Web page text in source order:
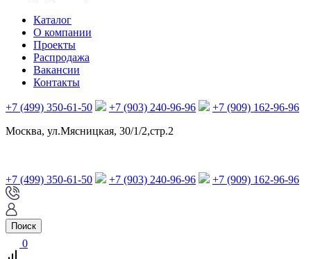
Каталог
О компании
Проекты
Распродажа
Вакансии
Контакты
+7 (499) 350-61-50 +7 (903) 240-96-96
+7 (909) 162-96-96
Москва, ул.Мясницкая, 30/1/2,стр.2
+7 (499) 350-61-50 +7 (903) 240-96-96 +7 (909) 162-96-96
Поиск
0